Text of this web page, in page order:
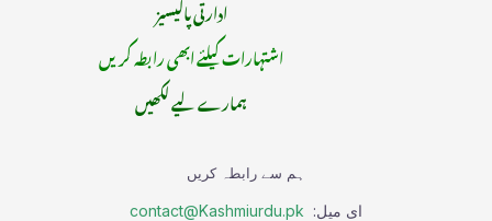
ادارتی پالیسیز
اشتہارات کیلئے ابھی رابطہ کریں
ہمارے لیے لکھیں
ہم سے رابطہ کریں
ای میل: contact@Kashmiurdu.pk